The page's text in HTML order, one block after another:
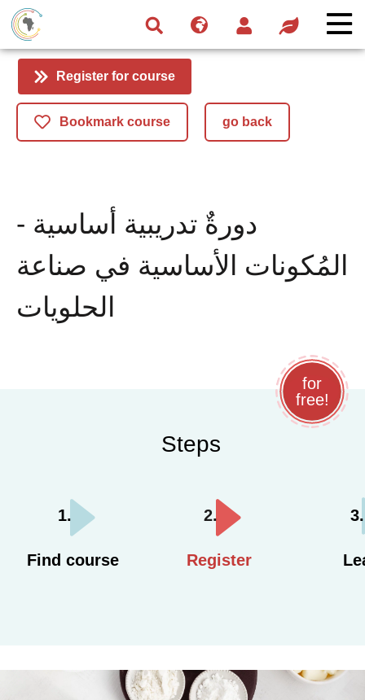
Skip
navigation
Skip
main
content
Skip
footer
Register for course
Bookmark course go back
دورةٌ تدريبية أساسية -
المُكونات الأساسية في صناعة
الحلويات
Steps
Find course Register
for
free!